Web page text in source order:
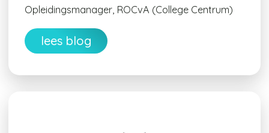
Opleidingsmanager, ROCvA (College Centrum)
lees blog